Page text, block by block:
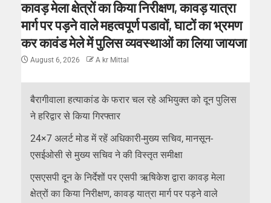
कावड़ मेला क्षेत्रों का किया निरीक्षण, कावड़ यात्रा
मार्ग पर पड़ने वाले महत्वपूर्ण पडावों, घाटों का भ्रमण
कर कावंड मेले में पुलिस व्यवस्थाओं का लिया जायजा
August 6, 2026 A kr Mittal
बैरागीवाला हत्याकांड के फरार चल रहे अभियुक्त को दून पुलिस
ने हरिद्वार से किया गिरफ्तार
24×7 अलर्ट मोड में रहें अधिकारी-मुख्य सचिव, मानसून-
एसईओसी से मुख्य सचिव ने की विस्तृत समीक्षा
एसएसपी दून के निर्देशों पर एसपी ऋषिकेश द्वारा कावड़ मेला
क्षेत्रों का किया निरीक्षण, कावड़ यात्रा मार्ग पर पड़ने वाले